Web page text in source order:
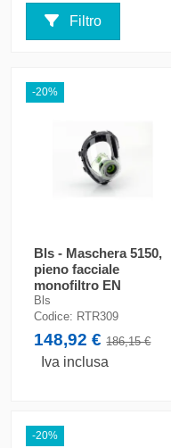
Filtro
-20%
Bls - Maschera 5150,
pieno facciale
monofiltro EN
136:1998
Bls
Codice: RTR309
148,92 €186,15 €
Iva inclusa
-20%